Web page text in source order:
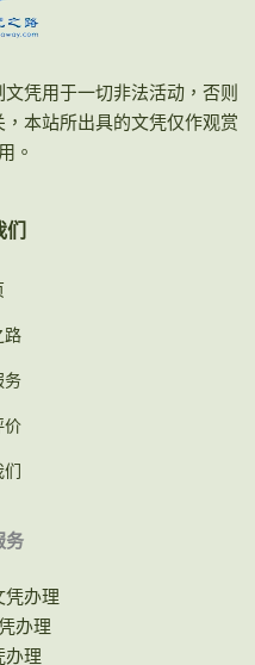
凭用于一切非法活动，否则
本站所出具的文凭仅作观赏
。
们
路
务
价
们
务
凭办理
办理
办理